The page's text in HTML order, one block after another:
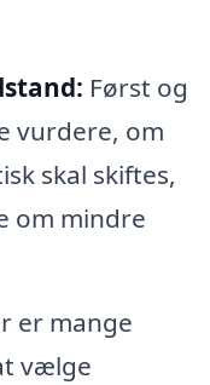
Først og
vurdere, om
skal skiftes,
om mindre
er mange
vælge